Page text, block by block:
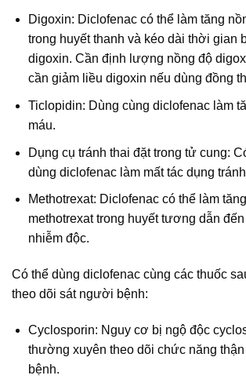
Digoxin: Diclofenac có thể làm tăng
trong huyết thanh và kéo dài thời gian
digoxin. Cần định lượng nồng độ
cần giảm liều digoxin nếu dùng đồng
Ticlopidin: Dùng cùng diclofenac làm
máu.
Dụng cụ tránh thai đặt trong tử cung:
dùng diclofenac làm mất tác dụng
Methotrexat: Diclofenac có thể làm
methotrexat trong huyết tương dẫn
nhiễm độc.
Có thể dùng diclofenac cùng các thuốc
theo dõi sát người bệnh:
Cyclosporin: Nguy cơ bị ngộ độc
thường xuyên theo dõi chức năng
bệnh.